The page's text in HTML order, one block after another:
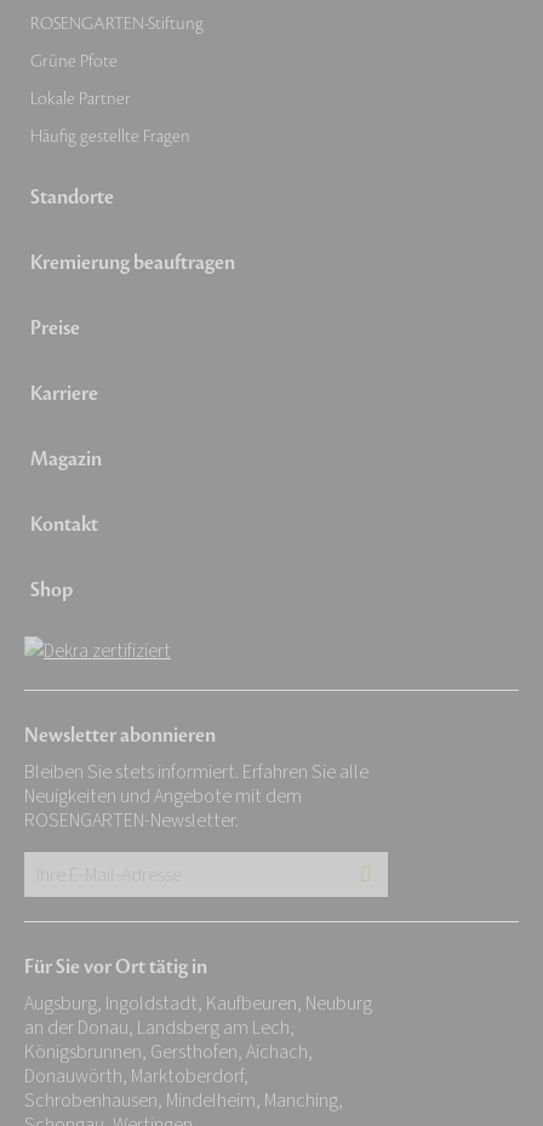
ROSENGARTEN-Stiftung
Grüne Pfote
Lokale Partner
Häufig gestellte Fragen
Standorte
Kremierung beauftragen
Preise
Karriere
Magazin
Kontakt
Shop
Newsletter abonnieren
Bleiben Sie stets informiert. Erfahren Sie alle
Neuigkeiten und Angebote mit dem
ROSENGARTEN-Newsletter.
Adresse:
*
Für Sie vor Ort tätig in
Augsburg, Ingoldstadt, Kaufbeuren, Neuburg
an der Donau, Landsberg am Lech,
Königsbrunnen, Gersthofen, Aichach,
Donauwörth, Marktoberdorf,
Schrobenhausen, Mindelheim, Manching,